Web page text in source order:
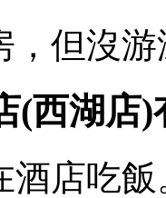
，但沒
(西湖店)
酒店吃飯